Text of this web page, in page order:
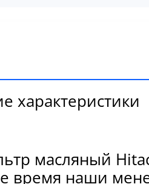
характеристики
масляный
время наши